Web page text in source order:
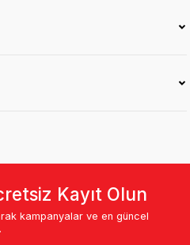
Kayıt Olun
kampanyalar ve en güncel